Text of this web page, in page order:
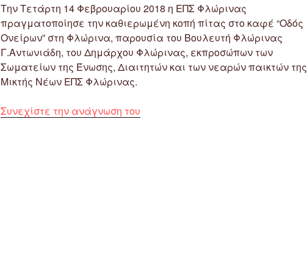
Την Τετάρτη 14 Φεβρουαρίου 2018 η ΕΠΣ Φλώρινας
πραγματοποίησε την καθιερωμένη κοπή πίτας στο καφέ “Οδός
Ονείρων” στη Φλώρινα, παρουσία του Βουλευτή Φλώρινας
Γ.Αντωνιάδη, του Δημάρχου Φλώρινας, εκπροσώπων των
Σωματείων της Ένωσης, Διαιτητών και των νεαρών παικτών της
Μικτής Νέων ΕΠΣ Φλώρινας.
Συνεχίστε την ανάγνωση του